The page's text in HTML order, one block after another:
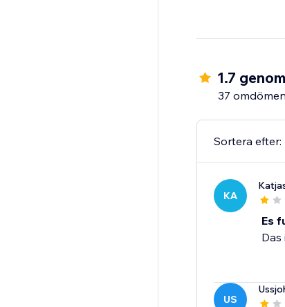
1.7
37 omdömen
Sortera efter:
KA
Es
Das
US